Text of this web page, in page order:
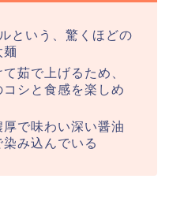
という、驚くほどの
麺
茹で上げるため、
シと食感を楽しめ
で味わい深い醤油
み込んでいる